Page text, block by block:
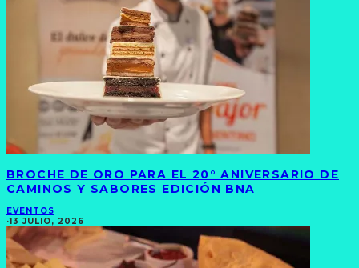
BROCHE DE ORO PARA EL 20° ANIVERSARIO DE
CAMINOS Y SABORES EDICIÓN BNA
EVENTOS
·13 JULIO, 2026